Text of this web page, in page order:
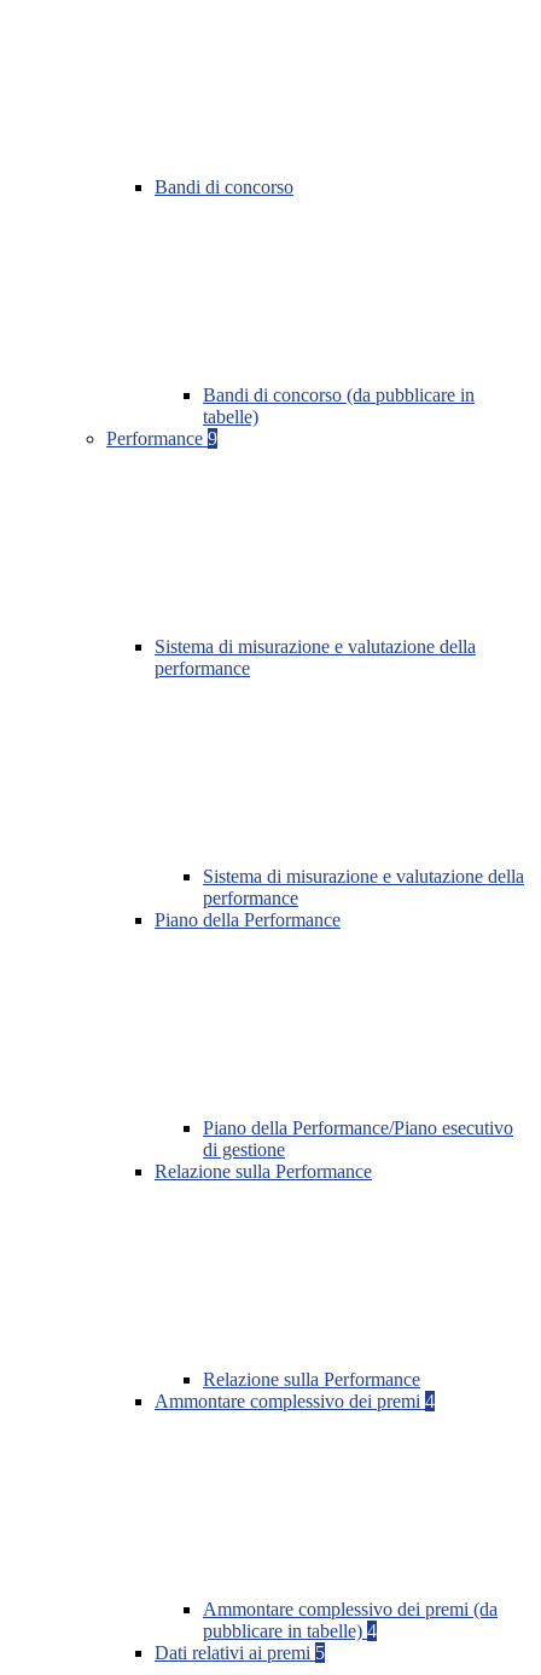
Bandi di concorso
Bandi di concorso (da pubblicare in
tabelle)
Performance 9
Sistema di misurazione e valutazione della
performance
Sistema di misurazione e valutazione della
performance
Piano della Performance
Piano della Performance/Piano esecutivo
di gestione
Relazione sulla Performance
Relazione sulla Performance
Ammontare complessivo dei premi 4
Ammontare complessivo dei premi (da
pubblicare in tabelle) 4
Dati relativi ai premi 5